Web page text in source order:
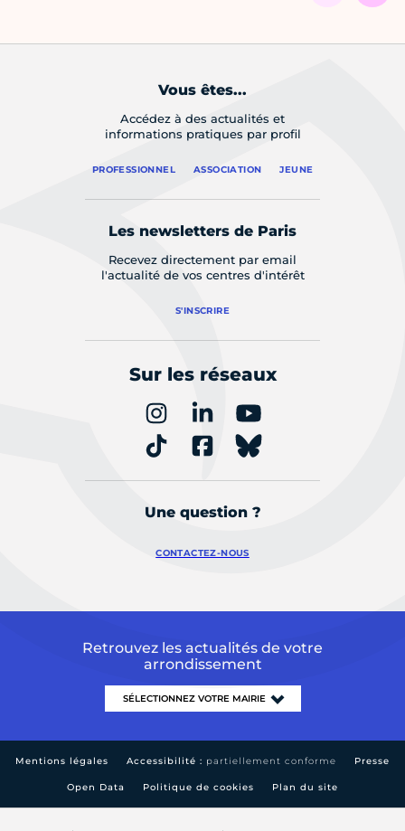
Vous êtes...
Accédez à des actualités et
informations pratiques par profil
PROFESSIONNEL ASSOCIATION JEUNE
Les newsletters de Paris
Recevez directement par email
l'actualité de vos centres d'intérêt
S'INSCRIRE
Sur les réseaux
Une question ?
CONTACTEZ-NOUS
Retrouvez les actualités de votre
arrondissement
Mentions légales Accessibilité : partiellement conforme Presse
Open Data Politique de cookies Plan du site